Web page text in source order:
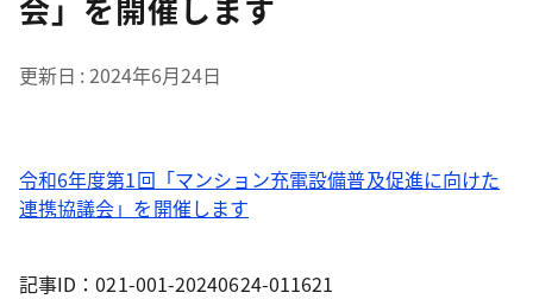
会」を開催します
更新日 2024年6月24日
令和6年度第1回「マンション充電設備普及促進に向けた
連携協議会」を開催します
記事ID：021-001-20240624-011621